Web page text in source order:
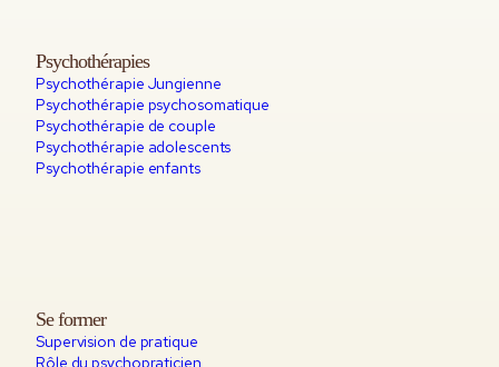
Psychothérapies
Psychothérapie Jungienne
Psychothérapie psychosomatique
Psychothérapie de couple
Psychothérapie adolescents
Psychothérapie enfants
Se former
Supervision de pratique
Rôle du psychopraticien